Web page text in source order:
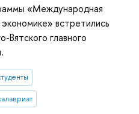
«Международная
встретились
Вятского главного